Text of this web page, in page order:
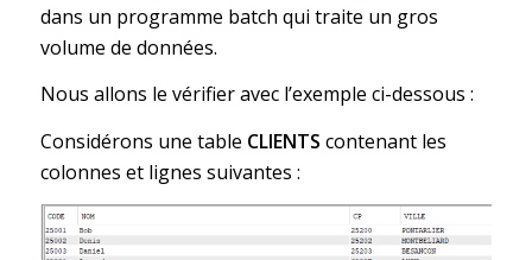
dans un programme batch qui traite un gros
volume de données.
Nous allons le vérifier avec l’exemple ci-dessous :
Considérons une table CLIENTS contenant les
colonnes et lignes suivantes :